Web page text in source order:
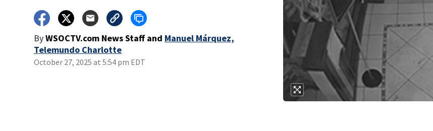
ByWSOCTV.com News Staff and Manuel Márquez,
Telemundo Charlotte
October 27, 2025 at 5:54 pm EDT